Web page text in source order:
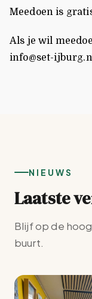
Meedoen is
Als je wil
info@set-
NIEUWS
Laatste
Blijf op de
buurt.